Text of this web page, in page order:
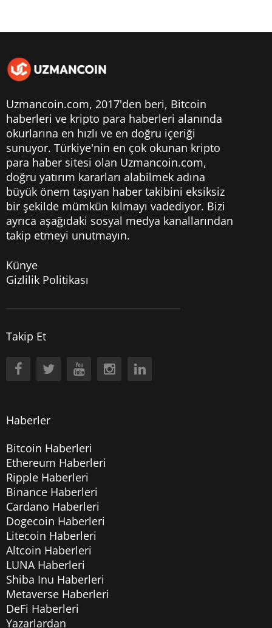
Uzmancoin.com, 2017'den beri, Bitcoin
haberleri ve kripto para haberleri alanında
okurlarına en hızlı ve en doğru içeriği
sunuyor. Türkiye'nin en çok okunan kripto
para haber sitesi olan Uzmancoin.com,
doğru yatırım kararları alabilmek adına
büyük önem taşıyan haber takibini eksiksiz
bir şekilde mümkün kılmayı vadediyor. Bizi
ayrıca aşağıdaki sosyal medya kanallarından
takip etmeyi unutmayın.
Künye
Gizlilik Politikası
Takip Et
Haberler
Bitcoin Haberleri
Ethereum Haberleri
Ripple Haberleri
Binance Haberleri
Cardano Haberleri
Dogecoin Haberleri
Litecoin Haberleri
Altcoin Haberleri
LUNA Haberleri
Shiba Inu Haberleri
Metaverse Haberleri
DeFi Haberleri
Yazarlardan